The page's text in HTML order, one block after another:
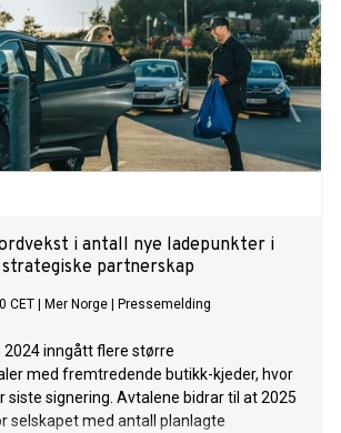
i antall nye ladepunkter i
partnerskap
CET Mer Norge Pressemelding
2024 inngått flere større
med fremtredende butikk-kjeder, hvor
siste signering. Avtalene bidrar til at 2025
selskapet med antall planlagte